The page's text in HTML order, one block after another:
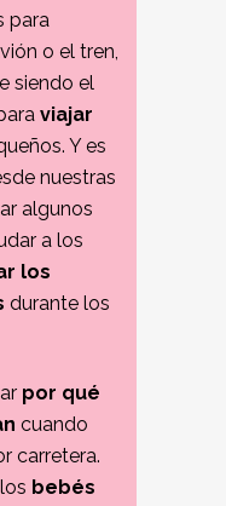
para
o el tren,
siendo el
viajar
Y es
nuestras
algunos
a los
los
durante los
por qué
cuando
carretera.
bebés